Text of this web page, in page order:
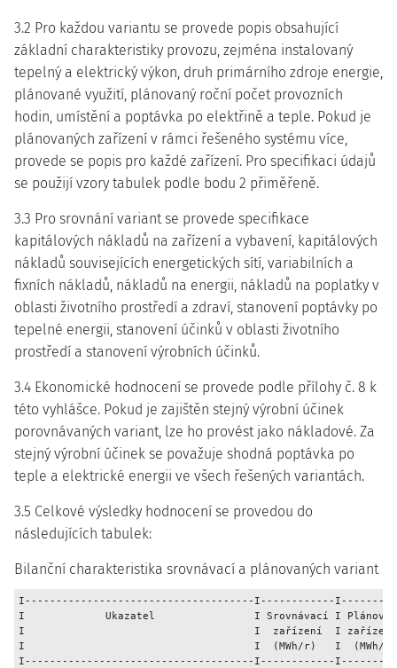
3.2 Pro každou variantu se provede popis obsahující
základní charakteristiky provozu, zejména instalovaný
tepelný a elektrický výkon, druh primárního zdroje energie,
plánované využití, plánovaný roční počet provozních
hodin, umístění a poptávka po elektřině a teple. Pokud je
plánovaných zařízení v rámci řešeného systému více,
provede se popis pro každé zařízení. Pro specifikaci údajů
se použijí vzory tabulek podle bodu 2 přiměřeně.
3.3 Pro srovnání variant se provede specifikace
kapitálových nákladů na zařízení a vybavení, kapitálových
nákladů souvisejících energetických sítí, variabilních a
fixních nákladů, nákladů na energii, nákladů na poplatky v
oblasti životního prostředí a zdraví, stanovení poptávky po
tepelné energii, stanovení účinků v oblasti životního
prostředí a stanovení výrobních účinků.
3.4 Ekonomické hodnocení se provede podle přílohy č. 8 k
této vyhlášce. Pokud je zajištěn stejný výrobní účinek
porovnávaných variant, lze ho provést jako nákladové. Za
stejný výrobní účinek se považuje shodná poptávka po
teple a elektrické energii ve všech řešených variantách.
3.5 Celkové výsledky hodnocení se provedou do
následujících tabulek:
Bilanční charakteristika srovnávací a plánovaných variant
I-------------------------------------I------------
I             Ukazatel                I Srovnávací I
I                                     I  zařízení  I zařízení
I                                     I  (MWh/r)   I  (MWh/r)
I-------------------------------------I------------